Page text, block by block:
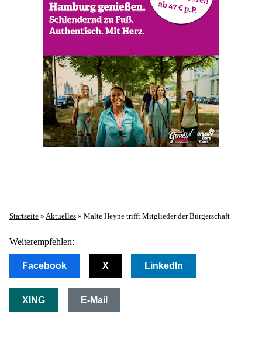
Startseite » Aktuelles » Malte Heyne trifft Mitglieder der ​​​​​​​Bürgerschaft
Weiterempfehlen:
Facebook X LinkedIn
XING E-Mail